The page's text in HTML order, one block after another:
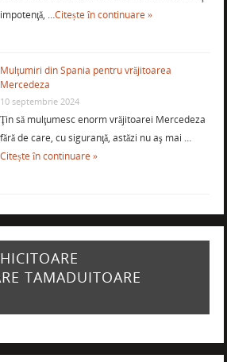
impotenţă, …Citește în continuare »
Mulţumiri din Spania pentru vrăjitoarea
Mercedeza
10 septembrie 2024
Ţin să mulţumesc enorm vrăjitoarei Mercedeza
fără de care, cu siguranţă, astăzi nu aş mai …
Citește în continuare »
TAMADUITOARE